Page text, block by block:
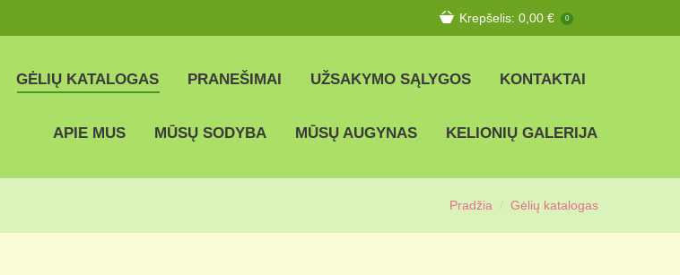
Krepšelis: 0,00 € 0
GĖLIŲ KATALOGAS PRANEŠIMAI UŽSAKYMO SĄLYGOS KONTAKTAI
APIE MUS MŪSŲ SODYBA MŪSŲ AUGYNAS KELIONIŲ GALERIJA
Pradžia Gėlių katalogas